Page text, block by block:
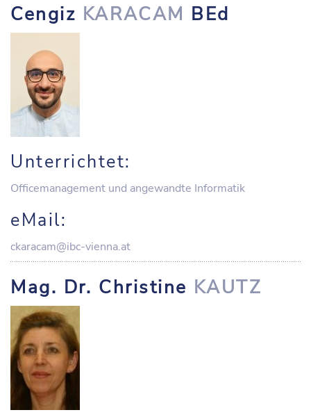
Cengiz KARACAM BEd
Unterrichtet:
Officemanagement und angewandte Informatik
eMail:
ckaracam@ibc-vienna.at
Mag. Dr. Christine KAUTZ